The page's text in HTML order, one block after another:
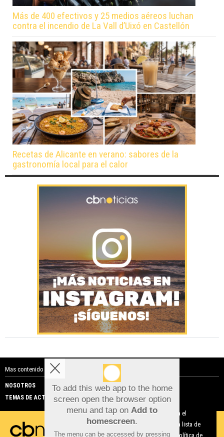
Más de 400 efectivos y 25 medios aéreos luchan
contra el incendio de La Vall d’Uixó en Castellón
Recetas de Alicante en verano: sabores de la
gastronomía local para el calor
Mas contenido de Costa Blanca Noticias:
NOSOTROS
PUBLICIDAD
TEMAS DE ACTUALIDAD
To add this web app to the home
screen open the browser option
menu and tap on Add to
homescreen.
The menu can be accessed by pressing
Aviso sobre el Uso de cookies:
Utilizamos cookies nuestras y de terceros para el
funcionamiento del digital. Puedes consultar la lista de
cookies y como desconectarlas. Ver nuestra Política de